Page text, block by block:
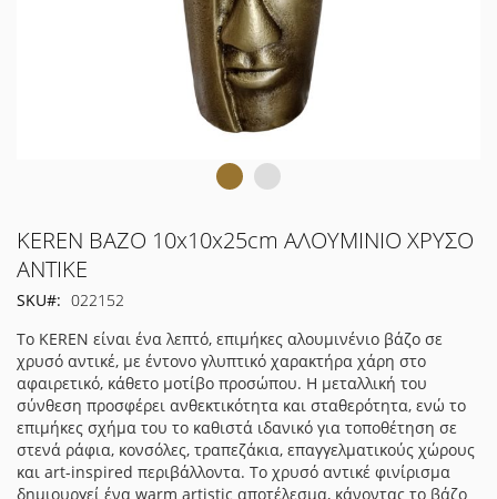
Μετάβαση
στην
αρχή
της
εικόνων
KEREN ΒΑΖΟ 10x10x25cm ΑΛΟΥΜΙΝΙΟ ΧΡΥΣΟ
ΑΝΤΙΚΕ
SKU
022152
Το KEREN είναι ένα λεπτό, επιμήκες αλουμινένιο βάζο σε
χρυσό αντικέ, με έντονο γλυπτικό χαρακτήρα χάρη στο
αφαιρετικό, κάθετο μοτίβο προσώπου. Η μεταλλική του
σύνθεση προσφέρει ανθεκτικότητα και σταθερότητα, ενώ το
επιμήκες σχήμα του το καθιστά ιδανικό για τοποθέτηση σε
στενά ράφια, κονσόλες, τραπεζάκια, επαγγελματικούς χώρους
και art-inspired περιβάλλοντα. Το χρυσό αντικέ φινίρισμα
δημιουργεί ένα warm artistic αποτέλεσμα, κάνοντας το βάζο